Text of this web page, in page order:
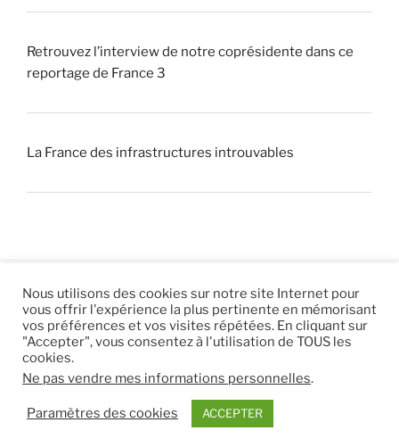
Retrouvez l’interview de notre coprésidente dans ce
reportage de France 3
La France des infrastructures introuvables
© 2026 |Mentions légales|Hébergement Eur’Net.|
RSS|sitemap
Nous utilisons des cookies sur notre site Internet pour
vous offrir l'expérience la plus pertinente en mémorisant
vos préférences et vos visites répétées. En cliquant sur
"Accepter", vous consentez à l'utilisation de TOUS les
cookies.
Ne pas vendre mes informations personnelles.
Paramètres des cookies ACCEPTER